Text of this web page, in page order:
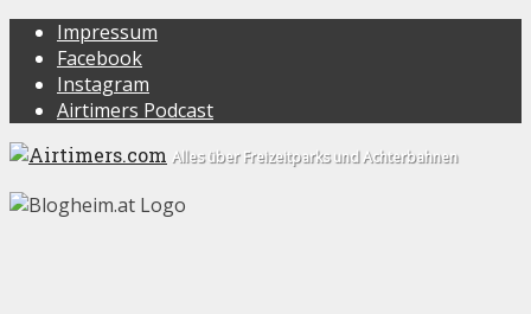
Impressum
Facebook
Instagram
Airtimers Podcast
Alles über Freizeitparks und Achterbahnen